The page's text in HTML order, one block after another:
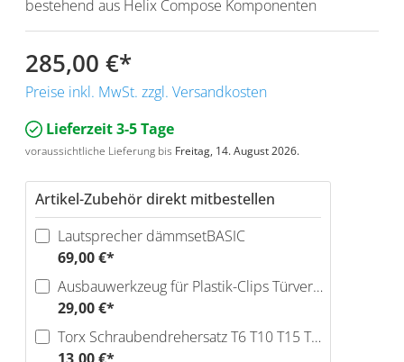
bestehend aus Helix Compose Komponenten
285,00 €*
Preise inkl. MwSt. zzgl. Versandkosten
Lieferzeit 3-5 Tage
voraussichtliche Lieferung bis Freitag, 14. August 2026.
Artikel-Zubehör direkt mitbestellen
Lautsprecher dämmsetBASIC
69,00 €*
Ausbauwerkzeug für Plastik-Clips Türverkleidungen
29,00 €*
Torx Schraubendrehersatz T6 T10 T15 T20 T25 T30